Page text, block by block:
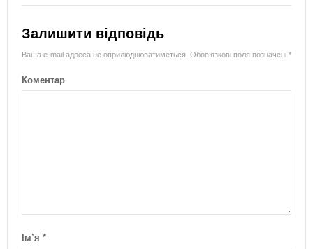
Залишити відповідь
Ваша e-mail адреса не оприлюднюватиметься. Обов’язкові поля позначені *
Коментар
Ім’я *